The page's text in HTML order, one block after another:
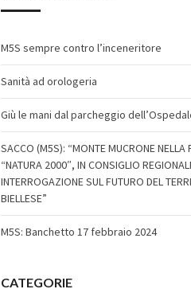
M5S sempre contro l’inceneritore
Sanità ad orologeria
Giù le mani dal parcheggio
SACCO (M5S): “MONTE MUCRONE NELLA
“NATURA 2000″, IN CONSIGLIO
INTERROGAZIONE SUL FUTURO DEL
BIELLESE”
M5S: Banchetto 17 febbraio 2024
CATEGORIE